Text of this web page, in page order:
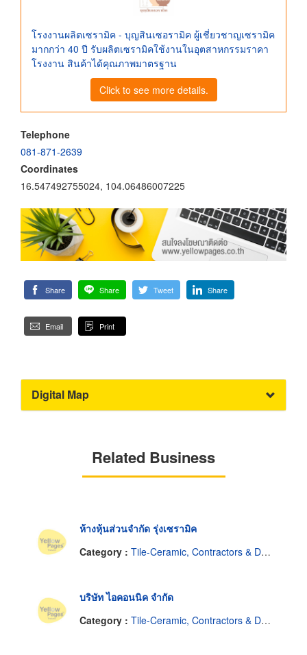
โรงงานผลิตเซรามิค - บุญสินเซอรามิค ผู้เชี่ยวชาญเซรามิค
มากกว่า 40 ปี รับผลิตเซรามิคใช้งานในอุตสาหกรรมราคา
โรงงาน สินค้าได้คุณภาพมาตรฐาน
Click to see more details.
Telephone
081-871-2639
Coordinates
16.547492755024, 104.06486007225
Share Share Tweet Share
Email Print
Digital Map
Related Business
ห้างหุ้นส่วนจำกัด รุ่งเซรามิค
Category : Tile-Ceramic, Contractors & Dealers
บริษัท ไอคอนนิค จำกัด
Category : Tile-Ceramic, Contractors & Dealers